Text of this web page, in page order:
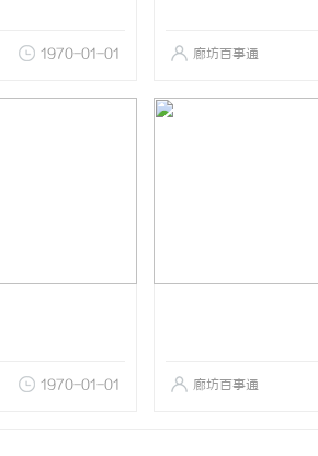
1970-01-01 廊坊百事通
1970-01-01 廊坊百事通